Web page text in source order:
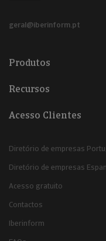
geral@iberinform.pt
Produtos
Recursos
Acesso Clientes
Diretório de empresas
Diretório de empresas
Acesso gratuito
Contactos
Iberinform